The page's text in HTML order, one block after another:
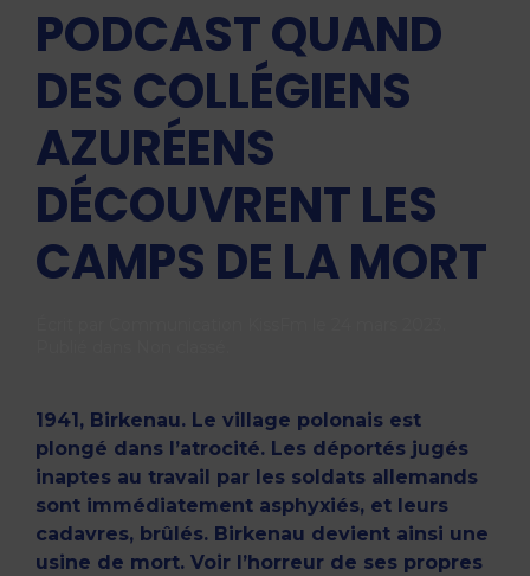
PODCAST QUAND
DES COLLÉGIENS
AZURÉENS
DÉCOUVRENT LES
CAMPS DE LA MORT
1941, Birkenau. Le village polonais est
plongé dans l’atrocité. Les déportés jugés
inaptes au travail par les soldats allemands
sont immédiatement asphyxiés, et leurs
cadavres, brûlés. Birkenau devient ainsi une
usine de mort. Voir l’horreur de ses propres